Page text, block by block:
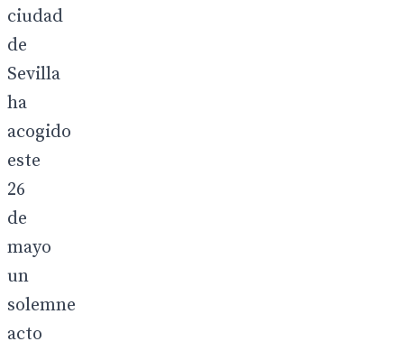
ciudad
de
Sevilla
ha
acogido
este
26
de
mayo
un
solemne
acto